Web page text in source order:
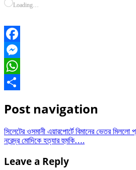
Loading…
Facebook
Messenger
WhatsApp
Post navigation
সিলেটের ওসমানী এয়ারপোর্টে বিমানের ভেতর
নরেন্দ্র মোদিকে হত্যার হুমকি….
Leave a Reply